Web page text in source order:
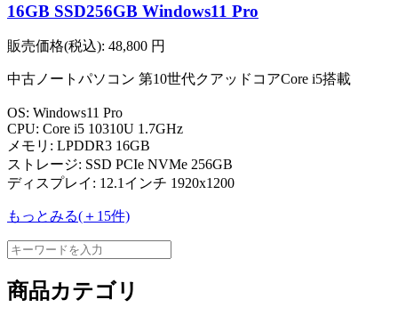
16GB SSD256GB Windows11 Pro
販売価格(税込): 48,800 円
中古ノートパソコン 第10世代クアッドコアCore i5搭載
OS: Windows11 Pro
CPU: Core i5 10310U 1.7GHz
メモリ: LPDDR3 16GB
ストレージ: SSD PCIe NVMe 256GB
ディスプレイ: 12.1インチ 1920x1200
もっとみる(＋15件)
商品カテゴリ